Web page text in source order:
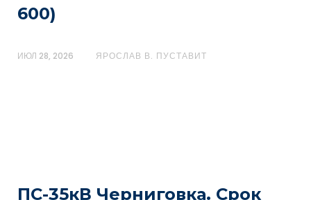
600)
ИЮЛ 28, 2026 ЯРОСЛАВ В. ПУСТАВИТ
ПС-35кВ Черниговка. Срок